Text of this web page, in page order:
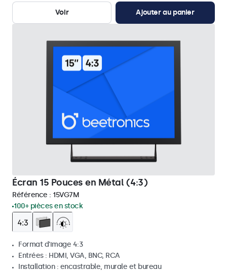
Voir Ajouter au panier
Écran 15 Pouces en Métal (4:3)
Référence : 15VG7M
100+ pièces en stock
Format d'image 4:3
Entrées : HDMI, VGA, BNC, RCA
Installation : encastrable, murale et bureau